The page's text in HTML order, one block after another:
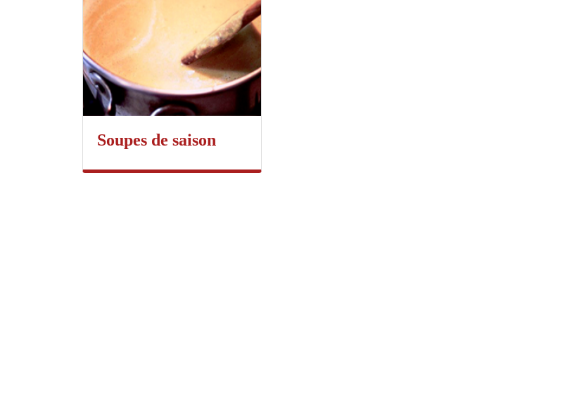
Soupes de saison